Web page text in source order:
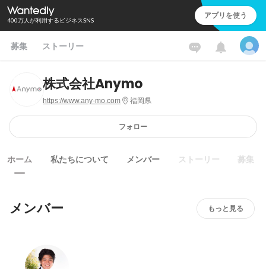
400万人が利用するビジネスSNS アプリを使う
募集 ストーリー
株式会社Anymo
https://www.any-mo.com 福岡県
フォロー
ホーム 私たちについて メンバー ストーリー 募集
メンバー もっと見る